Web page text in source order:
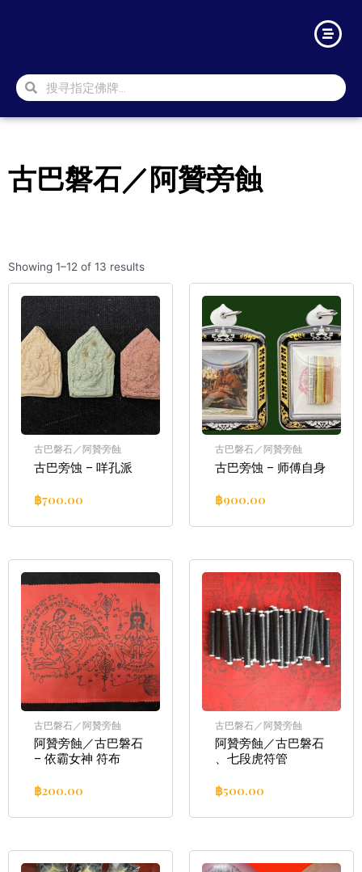
古巴磐石／阿贊旁蝕
Showing 1–12 of 13 results
古巴磐石／阿贊旁蝕
古巴旁蚀 – 咩孔派
฿700.00
古巴磐石／阿贊旁蝕
古巴旁蚀 – 师傅自身
฿900.00
古巴磐石／阿贊旁蝕
阿贊旁蝕／古巴磐石
– 依霸女神 符布
฿200.00
古巴磐石／阿贊旁蝕
阿贊旁蝕／古巴磐石
、七段虎符管
฿500.00